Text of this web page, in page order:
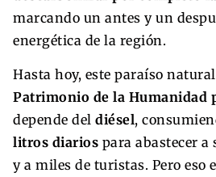
marcando un antes y un
energética de la región.
Hasta hoy, este paraíso
Patrimonio de la Humanidad
depende del diésel,
litros diarios para abastecer a
y a miles de turistas. Pero eso